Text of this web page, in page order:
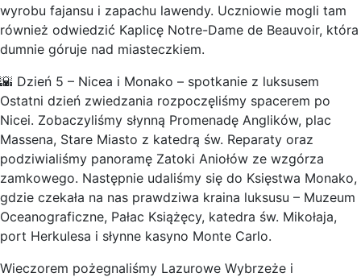
wyrobu fajansu i zapachu lawendy. Uczniowie mogli tam
również odwiedzić Kaplicę Notre-Dame de Beauvoir, która
dumnie góruje nad miasteczkiem.
🌇 Dzień 5 – Nicea i Monako – spotkanie z luksusem
Ostatni dzień zwiedzania rozpoczęliśmy spacerem po
Nicei. Zobaczyliśmy słynną Promenadę Anglików, plac
Massena, Stare Miasto z katedrą św. Reparaty oraz
podziwialiśmy panoramę Zatoki Aniołów ze wzgórza
zamkowego. Następnie udaliśmy się do Księstwa Monako,
gdzie czekała na nas prawdziwa kraina luksusu – Muzeum
Oceanograficzne, Pałac Książęcy, katedra św. Mikołaja,
port Herkulesa i słynne kasyno Monte Carlo.
Wieczorem pożegnaliśmy Lazurowe Wybrzeże i